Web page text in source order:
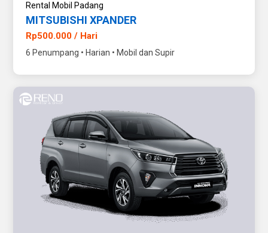
Rental Mobil Padang
MITSUBISHI XPANDER
Rp500.000 / Hari
6 Penumpang • Harian • Mobil dan Supir